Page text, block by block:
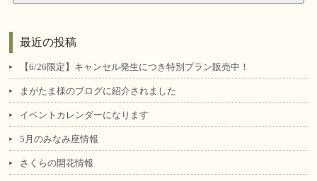
最近の投稿
【6/26限定】キャンセル発生につき特別プラン販売中！
まがたま様のブログに紹介されました
イベントカレンダーになります
5月のみなみ座情報
さくらの開花情報